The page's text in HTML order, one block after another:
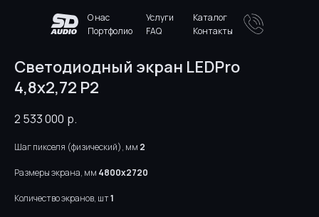
Каталог
Услуги
О нас
Портфолио
FAQ Контакты
Светодиодный экран LEDPro
4,8x2,72 P2
2 533 000 р.
Шаг пикселя (физический), мм 2
Размеры экрана, мм 4800х2720
Количество экранов, шт1